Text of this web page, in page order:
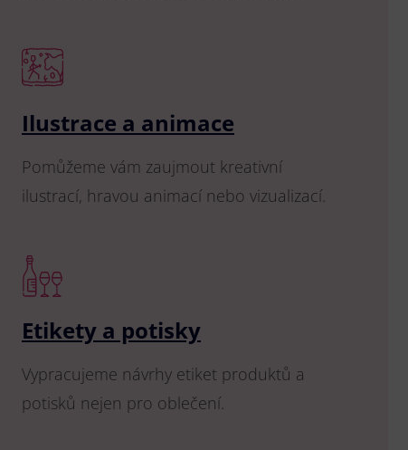
Ilustrace a animace
Pomůžeme vám zaujmout kreativní
ilustrací, hravou animací nebo vizualizací.
Etikety a potisky
Vypracujeme návrhy etiket produktů a
potisků nejen pro oblečení.